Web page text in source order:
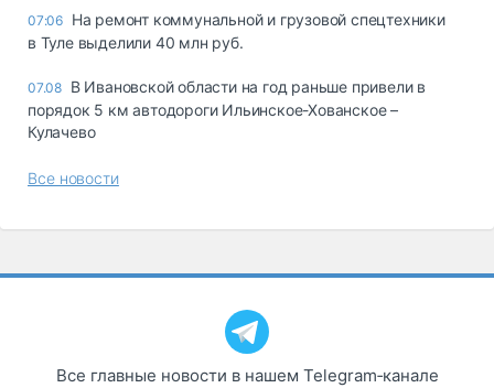
07:06 На ремонт коммунальной и грузовой спецтехники
в Туле выделили 40 млн руб.
07.08 В Ивановской области на год раньше привели в
порядок 5 км автодороги Ильинское-Хованское –
Кулачево
Все новости
Все главные новости в нашем Telegram‑канале